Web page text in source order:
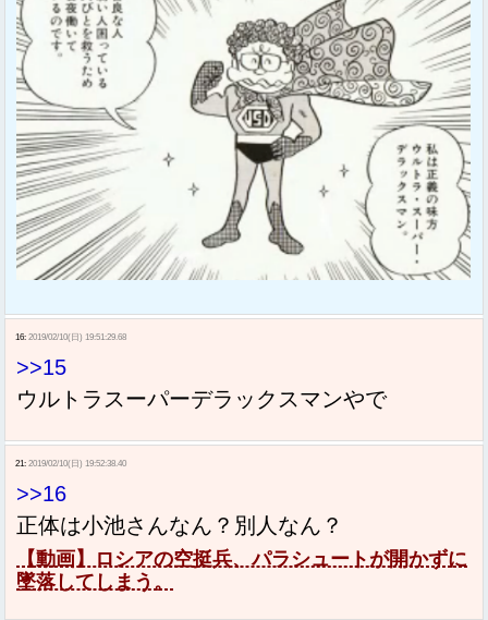
16: 2019/02/10(日) 19:51:29.68
>>15
ウルトラスーパーデラックスマンやで
21: 2019/02/10(日) 19:52:38.40
>>16
正体は小池さんなん？別人なん？
【動画】ロシアの空挺兵、パラシュートが開かずに
墜落してしまう。